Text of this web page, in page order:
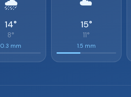
14°
8°
0.3 mm
15°
11°
1.5 mm